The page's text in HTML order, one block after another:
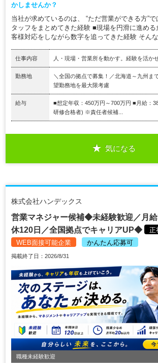
かしませんか？
当社が求めているのは、 “ただ営業ができる方”
タッフをまとめてきた経験 ■現場を円滑に進め
客様対応をしながら数字を追ってきた経験 そん
仕事内容 人・現場・営業所を動かす。経験を活か
勤務地
＼全国の拠点で募集！／北海道～九州ま
望勤務地を最大限考慮
給与
■想定年収：450万円～700万円 ■月給：
研修合格者) ※責任者候補...
気になる
株式会社ハンデックス
営業マネジャー候補◆未経験歓迎／月
休120日／全国拠点でキャリアUP◆
正
WEB面接可能企業
かんたん応募可
掲載終了日：2026/8/31
職種未経験歓迎